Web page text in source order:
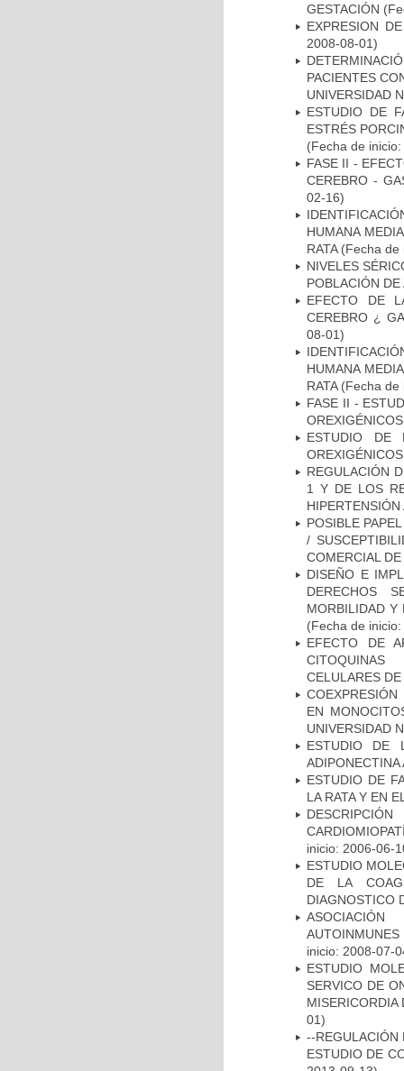
GESTACIÓN
EXPRESION
2008-08-01)
PACIENTES
UNIVERSIDAD
ESTUDIO DE
ESTRÉS
(Fecha de
FASE II -
CEREBRO -
02-16)
HUMANA
RATA(Fecha de
NIVELES
POBLACIÓN
EFECTO DE
CEREBRO ¿
08-01)
HUMANA
RATA(Fecha de
FASE II -
ESTUDIO DE
REGULACIÓN
1 Y DE LOS
POSIBLE
/
COMERCIAL
DISEÑO E
DERECHOS
MORBILIDAD Y
(Fecha de
EFECTO DE
CITOQUINAS
CELULARES
EN
UNIVERSIDAD
ESTUDIO DE
ESTUDIO DE
LA RATA Y EN
inicio: 2006-06-
ESTUDIO
DE LA
DIAGNOSTICO
ASOCIACIÓN
inicio: 2008-07-
ESTUDIO
SERVICO DE
01)
--REGULACIÓN
ESTUDIO DE